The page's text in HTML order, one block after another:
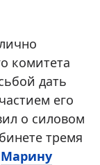
комитета
дать
его
о силовом
тремя
Марину